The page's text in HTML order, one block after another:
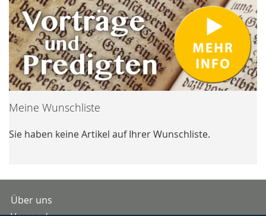
Meine Wunschliste
Sie haben keine Artikel auf Ihrer Wunschliste.
Über uns